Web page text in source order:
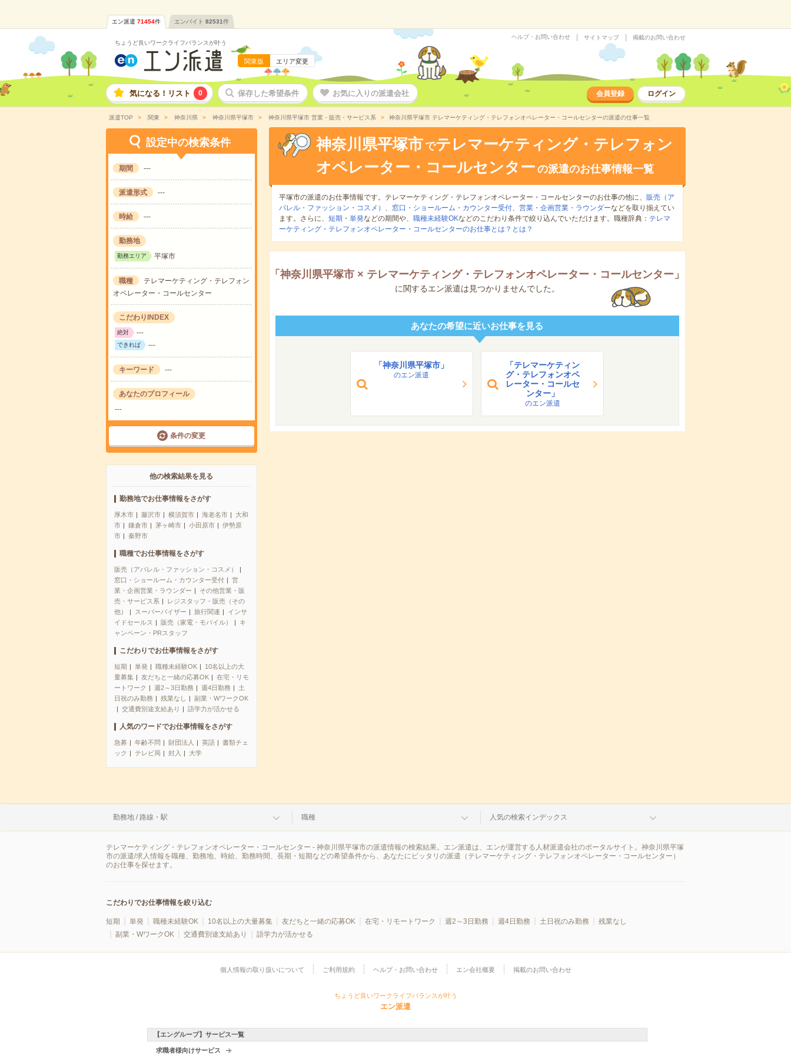
エン派遣 71454件 エンバイト 82531件
ちょうど良いワークライフバランスが叶う
関東版 エリア変更
ヘルプ・お問い合わせ サイトマップ 掲載のお問い合わせ
気になる！リスト 0 保存した希望条件 お気に入りの派遣会社 会員登録 ログイン
派遣TOP 関東 神奈川県 神奈川県平塚市 神奈川県平塚市 営業・販売・サービス系 神奈川県平塚市 テレマーケティング・テレフォンオペレーター・コールセンターの派遣の仕事一覧
設定中の検索条件
期間 ---
派遣形式 ---
時給 ---
勤務地
勤務エリア 平塚市
職種
テレマーケティング・テレフォン
オペレーター・コールセンター
こだわりINDEX
絶対 ---
できれば ---
キーワード ---
あなたのプロフィール
---
条件の変更
他の検索結果を見る
勤務地でお仕事情報をさがす
厚木市 藤沢市 横須賀市 海老名市
大和
市
鎌倉市 茅ヶ崎市 小田原市
伊勢原
市
秦野市
職種でお仕事情報をさがす
販売（アパレル・ファッション・コスメ）
窓口・ショールーム・カウンター受付
営
業・企画営業・ラウンダー
その他営業・販
売・サービス系
レジスタッフ・販売（その
他）
スーパーバイザー 旅行関連
インサ
イドセールス
販売（家電・モバイル）
キ
ャンペーン・PRスタッフ
こだわりでお仕事情報をさがす
短期 単発 職種未経験OK
10名以上の大
量募集
友だちと一緒の応募OK
在宅・リモ
ートワーク
週2～3日勤務 週4日勤務
土
日祝のみ勤務
残業なし
副業・WワークOK
交通費別途支給あり
語学力が活かせる
人気のワードでお仕事情報をさがす
急募 年齢不問 財団法人 英語
書類チェ
ック
テレビ局 封入 大学
神奈川県平塚市 でテレマーケティング・テレフォン
オペレーター・コールセンター の派遣のお仕事情報一覧
平塚市の派遣のお仕事情報です。テレマーケティング・テレフォンオペレーター・コールセンターのお仕事の他に、 販売（ア
パレル・ファッション・コスメ） 、 窓口・ショールーム・カウンター受付、 営業・企画営業・ラウンダーなどを取り揃えてい
ます。さらに、 短期 ・ 単発などの期間や、 職種未経験OKなどのこだわり条件で絞り込んでいただけます。職種辞典： テレマ
ーケティング・テレフォンオペレーター・コールセンターのお仕事とは？とは？
「 神奈川県平塚市 × テレマーケティング・テレフォンオペレーター・コールセンター 」
に関するエン派遣は見つかりませんでした。
あなたの希望に近いお仕事を見る
「神奈川県平塚市」
のエン派遣
「テレマーケティン
グ・テレフォンオペ
レーター・コールセ
ンター」
のエン派遣
勤務地 / 路線・駅 職種 人気の検索インデックス
テレマーケティング・テレフォンオペレーター・コールセンター - 神奈川県平塚市の派遣情報の検索結果。エン派遣は、エンが運営する人材派遣会社のポータルサイト。神奈川県平塚
市の派遣/求人情報を職種、勤務地、時給、勤務時間、長期・短期などの希望条件から、あなたにピッタリの派遣（テレマーケティング・テレフォンオペレーター・コールセンター）
のお仕事を探せます。
こだわりでお仕事情報を絞り込む
短期 単発 職種未経験OK 10名以上の大量募集 友だちと一緒の応募OK 在宅・リモートワーク 週2～3日勤務 週4日勤務 土日祝のみ勤務
残業なし
副業・WワークOK
交通費別途支給あり 語学力が活かせる
個人情報の取り扱いについて ご利用規約 ヘルプ・お問い合わせ エン会社概要 掲載のお問い合わせ
ちょうど良いワークライフバランスが叶う
エン派遣
【エングループ】サービス一覧
求職者様向けサービス